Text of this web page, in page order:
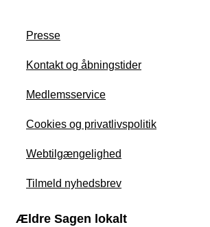
Presse
Kontakt og åbningstider
Medlemsservice
Cookies og privatlivspolitik
Webtilgængelighed
Tilmeld nyhedsbrev
Ældre Sagen lokalt